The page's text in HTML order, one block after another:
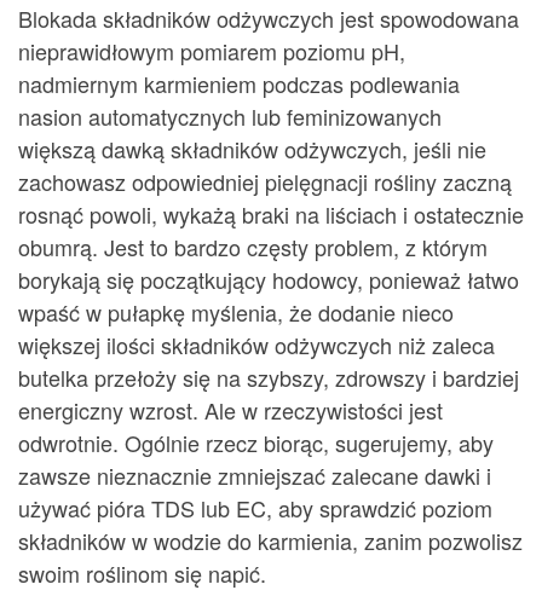
Blokada składników odżywczych jest spowodowana
nieprawidłowym pomiarem poziomu pH,
nadmiernym karmieniem podczas podlewania
nasion automatycznych lub feminizowanych
większą dawką składników odżywczych, jeśli nie
zachowasz odpowiedniej pielęgnacji rośliny zaczną
rosnąć powoli, wykażą braki na liściach i ostatecznie
obumrą. Jest to bardzo częsty problem, z którym
borykają się początkujący hodowcy, ponieważ łatwo
wpaść w pułapkę myślenia, że dodanie nieco
większej ilości składników odżywczych niż zaleca
butelka przełoży się na szybszy, zdrowszy i bardziej
energiczny wzrost. Ale w rzeczywistości jest
odwrotnie. Ogólnie rzecz biorąc, sugerujemy, aby
zawsze nieznacznie zmniejszać zalecane dawki i
używać pióra TDS lub EC, aby sprawdzić poziom
składników w wodzie do karmienia, zanim pozwolisz
swoim roślinom się napić.